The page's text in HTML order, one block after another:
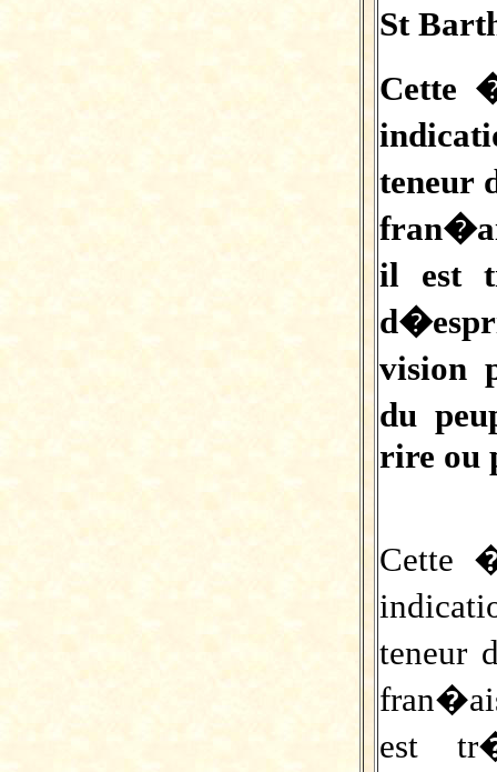
St
Cette
teneur
il est
vision
du
rire ou
Cette
teneur
est